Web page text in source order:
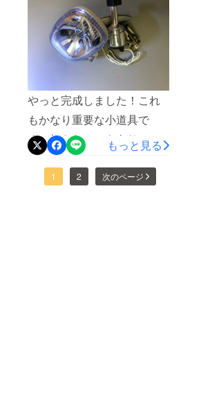
たいなあ！春は桜、夏は
蛍、秋は紅葉、冬は雪、中
庭が想像を超えた絶景で最
やっと完成しました！これ
もかなり重要な小道具で
す。好きなこともあり、美
術の準備、小道具の改造ま
で自分でやっています。明
もっと見る
1 2 次のページ